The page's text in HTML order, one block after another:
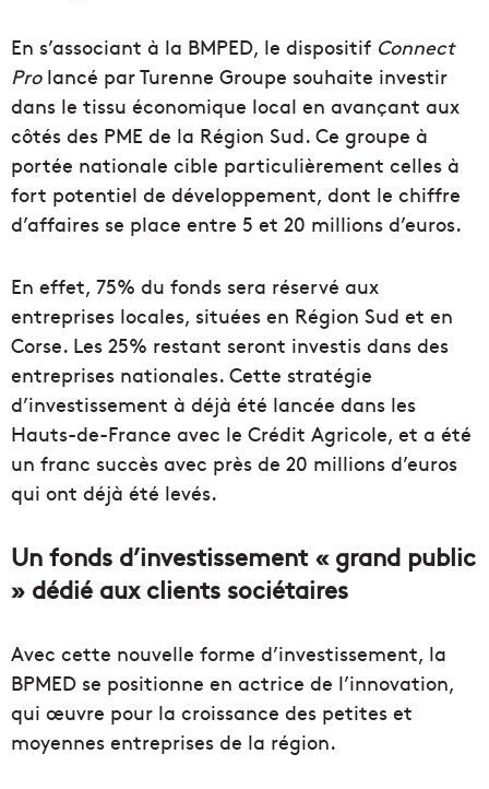
En s’associant à la BMPED, le dispositif Connect
Prolancé par Turenne Groupe souhaite investir
dans le tissu économique local en avançant aux
côtés des PME de la Région Sud. Ce groupe à
portée nationale cible particulièrement celles à
fort potentiel de développement, dont le chiffre
d’affaires se place entre 5 et 20 millions d’euros.
En effet, 75% du fonds sera réservé aux
entreprises locales, situées en Région Sud et en
Corse. Les 25% restant seront investis dans des
entreprises nationales. Cette stratégie
d’investissement à déjà été lancée dans les
Hauts-de-France avec le Crédit Agricole, et a été
un franc succès avec près de 20 millions d’euros
qui ont déjà été levés.
Un fonds d’investissement « grand public
» dédié aux clients sociétaires
Avec cette nouvelle forme d’investissement, la
BPMED se positionne en actrice de l’innovation,
qui œuvre pour la croissance des petites et
moyennes entreprises de la région.